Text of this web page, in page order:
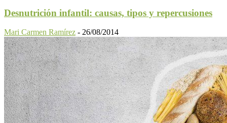
Desnutrición infantil: causas, tipos y repercusiones
Mari Carmen Ramírez - 26/08/2014